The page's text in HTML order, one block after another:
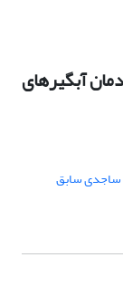
آبگیرهای
سابق